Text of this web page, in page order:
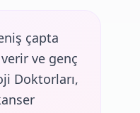
çapta
ve genç
Doktorları,